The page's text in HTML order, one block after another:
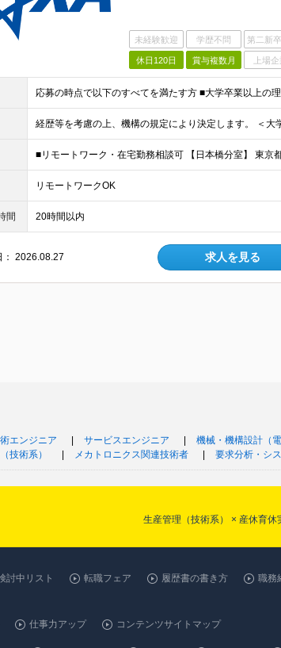
未経験歓迎 学歴不問 第二新
休日120日 賞与複数月 上場
リモートワークOK
間 20時間以内
：2026.08.27 求人を見る
エンジニア サービスエンジニア
機械・機構設計（
技術系） メカトロニクス関連技術者 要求分析・シ
生産管理（技術系） × 産休育
討中リスト 転職フェア 履歴書の書き方 職務
仕事力アップ コンテンツサイトマップ